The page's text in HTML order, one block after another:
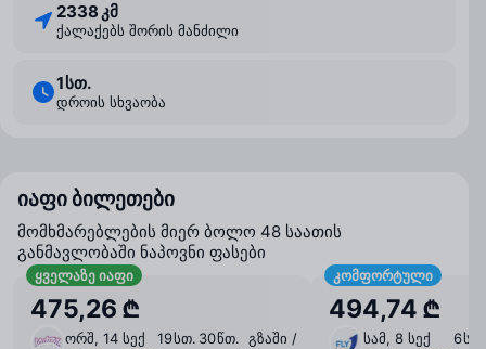
2338 კმ
ქალაქებს შორის მანძილი
1 ⁠სთ.
დროის სხვაობა
იაფი ბილეთები
მომხმარებლების მიერ ბოლო 48 საათის
განმავლობაში ნაპოვნი ფასები
ყველაზე იაფი
475,26 ₾
ორშ, 14 სექ
19 ⁠სთ. 30 ⁠წთ. გზაში /
კომფორტული
494,74 ₾
სამ, 8 სექ
6